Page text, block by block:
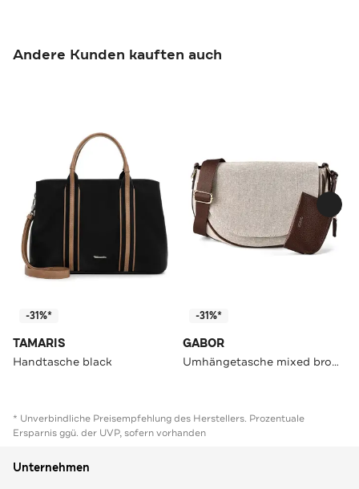
Andere Kunden kauften auch
-31%*
TAMARIS
Handtasche black
-31%*
GABOR
Umhängetasche mixed brown
* Unverbindliche Preisempfehlung des Herstellers. Prozentuale
Ersparnis ggü. der UVP, sofern vorhanden
Unternehmen